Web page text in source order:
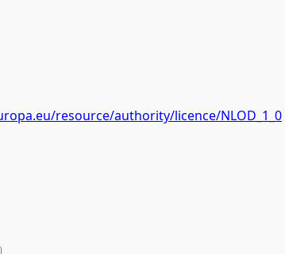
resource/authority/licence/NLOD_1_0